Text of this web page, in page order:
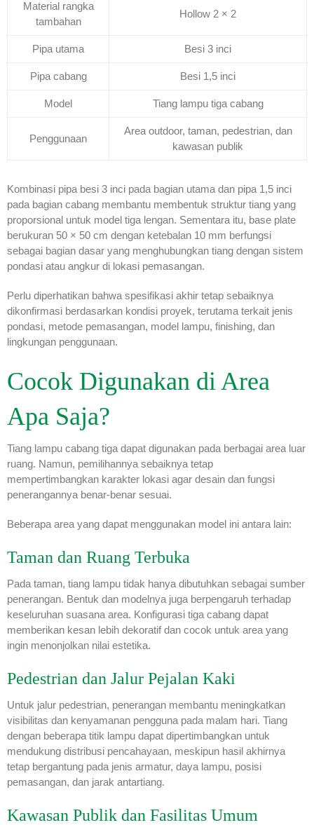
Material rangka
tambahan
Hollow 2 × 2
Pipa utama Besi 3 inci
Pipa cabang Besi 1,5 inci
Model Tiang lampu tiga cabang
Penggunaan
Area outdoor, taman, pedestrian, dan
kawasan publik
Kombinasi pipa besi 3 inci pada bagian utama dan pipa 1,5 inci
pada bagian cabang membantu membentuk struktur tiang yang
proporsional untuk model tiga lengan. Sementara itu, base plate
berukuran 50 × 50 cm dengan ketebalan 10 mm berfungsi
sebagai bagian dasar yang menghubungkan tiang dengan sistem
pondasi atau angkur di lokasi pemasangan.
Perlu diperhatikan bahwa spesifikasi akhir tetap sebaiknya
dikonfirmasi berdasarkan kondisi proyek, terutama terkait jenis
pondasi, metode pemasangan, model lampu, finishing, dan
lingkungan penggunaan.
Cocok Digunakan di Area
Apa Saja?
Tiang lampu cabang tiga dapat digunakan pada berbagai area luar
ruang. Namun, pemilihannya sebaiknya tetap
mempertimbangkan karakter lokasi agar desain dan fungsi
penerangannya benar-benar sesuai.
Beberapa area yang dapat menggunakan model ini antara lain:
Taman dan Ruang Terbuka
Pada taman, tiang lampu tidak hanya dibutuhkan sebagai sumber
penerangan. Bentuk dan modelnya juga berpengaruh terhadap
keseluruhan suasana area. Konfigurasi tiga cabang dapat
memberikan kesan lebih dekoratif dan cocok untuk area yang
ingin menonjolkan nilai estetika.
Pedestrian dan Jalur Pejalan Kaki
Untuk jalur pedestrian, penerangan membantu meningkatkan
visibilitas dan kenyamanan pengguna pada malam hari. Tiang
dengan beberapa titik lampu dapat dipertimbangkan untuk
mendukung distribusi pencahayaan, meskipun hasil akhirnya
tetap bergantung pada jenis armatur, daya lampu, posisi
pemasangan, dan jarak antartiang.
Kawasan Publik dan Fasilitas Umum